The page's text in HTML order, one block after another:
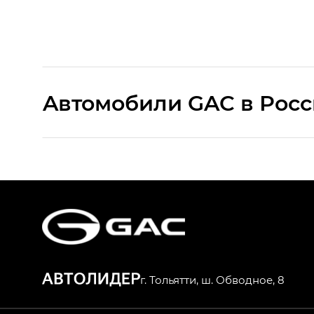
Aвтомобили GAC в
HYPTEC HT — Хайптек Эйч Ти (HYPTEC
г. Тольятти, ш. Обводное, 8